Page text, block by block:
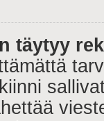
täytyy